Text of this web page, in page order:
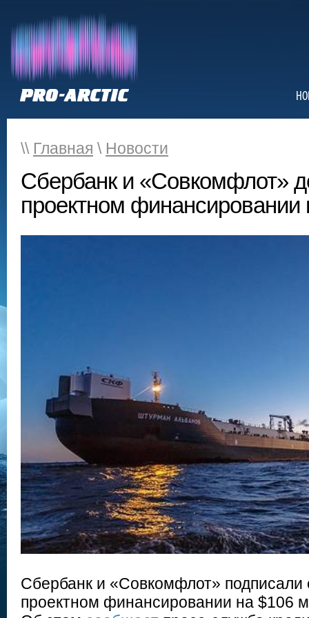
\\ Главная \ Новости
Сбербанк и «Совкомфлот»
проектном финансировании
Сбербанк и «Совкомфлот» подписали
проектном финансировании на $106